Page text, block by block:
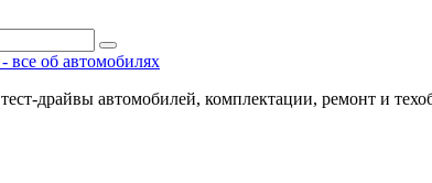
все об автомобилях
драйвы автомобилей, комплектации, ремонт и